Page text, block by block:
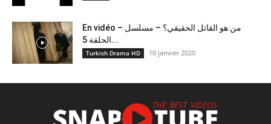
En vidéo – من هو القاتل الحقيقي؟ – مسلسل
الحلقة 5...
Turkish Drama HD 10 janvier 2020